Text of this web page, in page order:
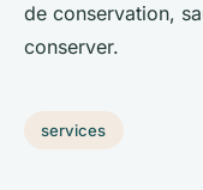
de conservation,
conserver.
services